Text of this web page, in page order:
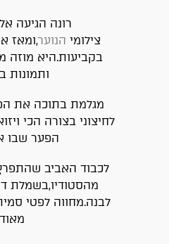
רונה הגיעה
צילומי הנוער,ומאז
בקביעות.היא מוזה
ותמונות
מגלמת בתוכה את
לחיצוני בצורה הכי
הפער שבו
לכבוד האביב
מהסטודיו,בשמלת
לבנה.מחווה לפטי